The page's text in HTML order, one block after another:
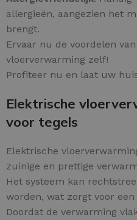
allergieën, aangezien het
brengt.
Ervaar nu de voordelen
vloerverwarming zelf!
Profiteer nu en laat uw
Elektrische
voor tegels
Elektrische
zuinige en prettige
Het systeem kan
worden, wat zorgt voor
Doordat de verwarming